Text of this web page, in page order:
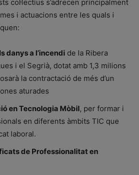
col·lectius s’adrecen principalment
i actuacions entre les quals i
danys a l’incendi de la Ribera
i el Segrià, dotat amb 1,3 milions
la contractació de més d’un
aturades
en Tecnologia Mòbil, per formar i
en diferents àmbits TIC que
laboral.
de Professionalitat en